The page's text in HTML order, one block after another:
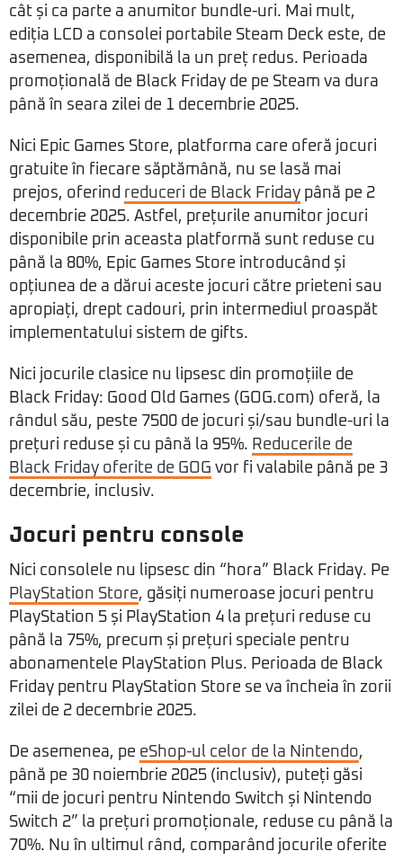
cât și ca parte a anumitor bundle-uri. Mai mult,
ediția LCD a consolei portabile Steam Deck este, de
asemenea, disponibilă la un preț redus. Perioada
promoțională de Black Friday de pe Steam va dura
până în seara zilei de 1 decembrie 2025.
Nici Epic Games Store, platforma care oferă jocuri
gratuite în fiecare săptămână, nu se lasă mai
prejos, oferind reduceri de Black Friday până pe 2
decembrie 2025. Astfel, prețurile anumitor jocuri
disponibile prin aceasta platformă sunt reduse cu
până la 80%, Epic Games Store introducând și
opțiunea de a dărui aceste jocuri către prieteni sau
apropiați, drept cadouri, prin intermediul proaspăt
implementatului sistem de gifts.
Nici jocurile clasice nu lipsesc din promoțiile de
Black Friday: Good Old Games (GOG.com) oferă, la
rândul său, peste 7500 de jocuri și/sau bundle-uri la
prețuri reduse și cu până la 95%. Reducerile de
Black Friday oferite de GOG vor fi valabile până pe 3
decembrie, inclusiv.
Jocuri pentru console
Nici consolele nu lipsesc din “hora” Black Friday. Pe
PlayStation Store, găsiți numeroase jocuri pentru
PlayStation 5 și PlayStation 4 la prețuri reduse cu
până la 75%, precum și prețuri speciale pentru
abonamentele PlayStation Plus. Perioada de Black
Friday pentru PlayStation Store se va încheia în zorii
zilei de 2 decembrie 2025.
De asemenea, pe eShop-ul celor de la Nintendo,
până pe 30 noiembrie 2025 (inclusiv), puteți găsi
“mii de jocuri pentru Nintendo Switch și Nintendo
Switch 2” la prețuri promoționale, reduse cu până la
70%. Nu în ultimul rând, comparând jocurile oferite